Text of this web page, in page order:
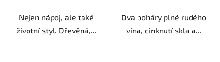
Nejen nápoj, ale také
životní styl. Dřevěná,...
Dva poháry plné rudého
vína, cinknutí skla a...